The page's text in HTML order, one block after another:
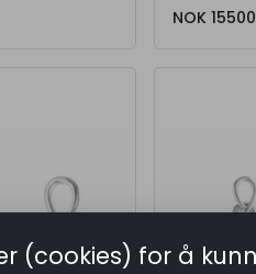
NOK
(cookies) for å